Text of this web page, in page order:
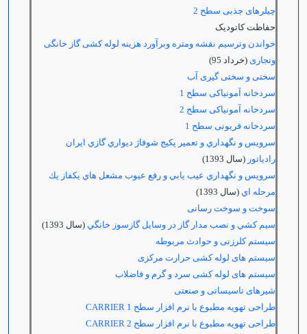
چیلرهای جذبی سطح 2
حفاظت کاتودیک
خواندن وترسیم نقشه ومتره وبرآورد هزینه لوله کشی گاز خانگی
وتجاری (خرداد 95)
سختی و سختی گیری آب
سردخانه آمونیاکی سطح 1
سردخانه آمونیاکی سطح 2
سردخانه فریونی سطح 1
سرويس و نگهداري و تعمير پكيج شوفاژ ديواري گازي ايران
رادياتور (سال 1393)
سرويس و نگهداري عيب يابي و رفع عيوب مشعل هاي يكفاز يك
مرحله اي (سال 1393)
سوخت و سوخت رسانی
سيم كشي و نصب مدار گاز در وسايل گازسوز خانگي (سال 1393)
سیستم کلرزنی و حوادث مربوطه
سیستم های لوله کشی حرارت مرکزی
سیستم های لوله کشی سرد و گرم و فاضلاب
شیرهای تاسیساتی و صنعتی
طراحی تهویه مطبوع با نرم افزار سطح CARRIER 1
طراحی تهویه مطبوع با نرم افزار سطح CARRIER 2